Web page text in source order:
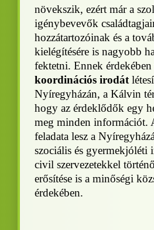
növekszik, ezért már a
igénybevevők
hozzátartozóinak és a
kielégítésére is nagyobb
fektetni. Ennek érdekében
koordinációs irodát
Nyíregyházán, a Kálvin
hogy az érdeklődők egy
meg minden információt.
feladata lesz a
szociális és gyermekjóléti
civil szervezetekkel
erősítése is a minőségi
érdekében.